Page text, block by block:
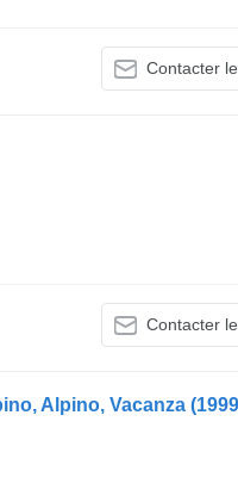
Contacter
Contacter
Alpino, Vacanza